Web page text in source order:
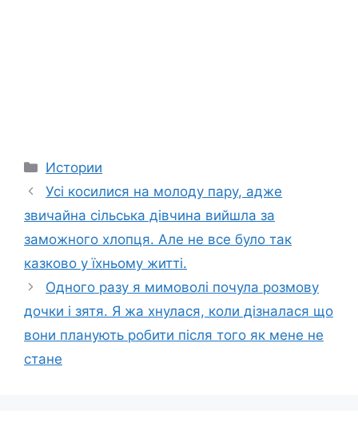
Categories
Истории
Усі косилися на молоду пару, адже
звичайна сільська дівчина вийшла за
заможного хлопця. Але не все було так
казково у їхньому житті.
Одного разу я мимоволі почула розмову
дочки і зятя. Я жа хнулася, коли дізналася що
вони планують робити після того як мене не
стане